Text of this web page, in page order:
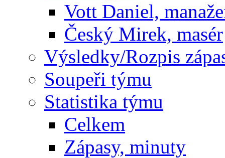
Vott Daniel,
Český Mirek, masér
Výsledky/Rozpis
Soupeři týmu
Statistika týmu
Celkem
Zápasy, minuty